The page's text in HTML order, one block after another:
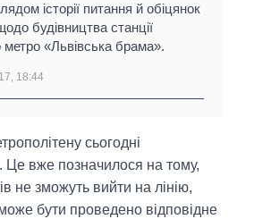
історії питання й обіцянок
будівництва станції
метро «Львівська брама».
18:44
сьогодні
Це вже позначилося на тому,
не зможуть вийти на лінію,
бути проведено відповідне